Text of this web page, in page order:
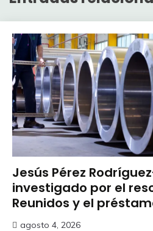
Jesús Pérez
investigado por el
Reunidos y el
agosto 4, 2026